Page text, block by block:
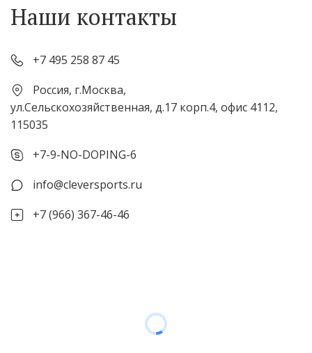
Наши контакты
+7 495 258 87 45
Россия, г.Москва,
ул.Сельскохозяйственная, д.17 корп.4, офис 4112,
115035
+7-9-NO-DOPING-6
info@cleversports.ru
+7 (966) 367-46-46